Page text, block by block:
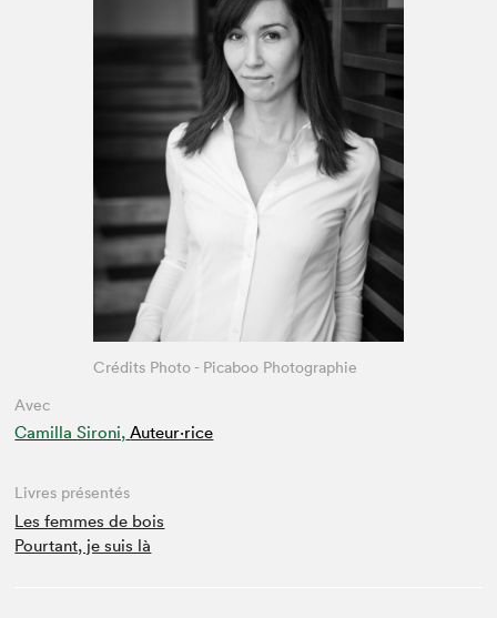
Avec
Camilla Sironi, Auteur·rice
Crédits Photo - Picaboo Photographie
Livres présentés
Les femmes de bois
Pourtant, je suis là